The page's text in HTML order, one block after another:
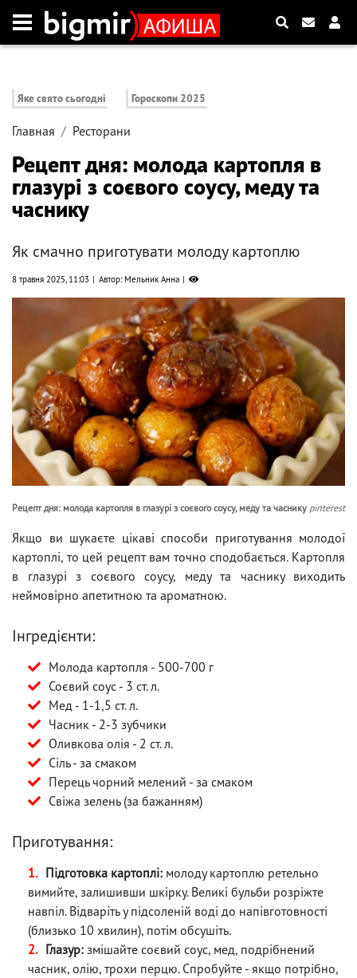
Яке свято сьогодні Гороскопи 2025
Главная Ресторани
Рецепт дня: молода картопля в
глазурі з соєвого соусу, меду та
часнику
Як смачно приготувати молоду картоплю
8 травня 2025, 11:03 Автор: Мельник Анна
Рецепт дня: молода картопля в глазурі з соєвого соусу, меду та часнику pinterest
Якщо ви шукаєте цікаві способи приготування молодої
картоплі, то цей рецепт вам точно сподобається. Картопля
в глазурі з соєвого соусу, меду та часнику виходить
неймовірно апетитною та ароматною.
Інгредієнти:
Молода картопля - 500-700 г
Соєвий соус - 3 ст. л.
Мед - 1-1,5 ст. л.
Часник - 2-3 зубчики
Оливкова олія - 2 ст. л.
Сіль - за смаком
Перець чорний мелений - за смаком
Свіжа зелень (за бажанням)
Приготування:
Підготовка картоплі: молоду картоплю ретельно
вимийте, залишивши шкірку. Великі бульби розріжте
навпіл. Відваріть у підсоленій воді до напівготовності
(близько 10 хвилин), потім обсушіть.
Глазур: змішайте соєвий соус, мед, подрібнений
часник, олію, трохи перцю. Спробуйте - якщо потрібно,